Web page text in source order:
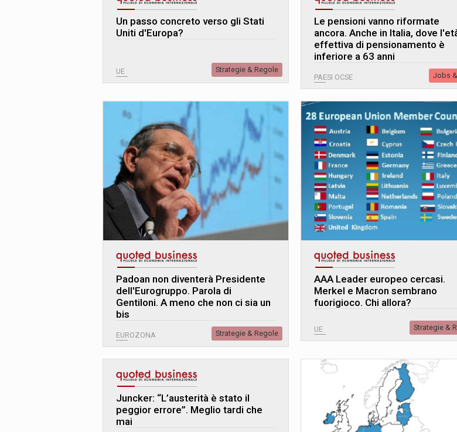
Un passo concreto verso gli Stati
Uniti d'Europa?
UE Strategie & Regole
Le pensioni vanno riformate
ancora. Anche in Italia, dove
effettiva di pensionamento è
inferiore a 63 anni
PAESI OCSE Jobs
Padoan non diventerà Presidente
dell'Eurogruppo. Parola di
Gentiloni. A meno che non ci sia un
bis
EUROZONA Strategie & Regole
AAA Leader europeo cercasi.
Merkel e Macron sembrano
fuorigioco. Chi allora?
UE Strategie &
Juncker: “L’austerità è stato il
peggior errore”. Meglio tardi che
mai